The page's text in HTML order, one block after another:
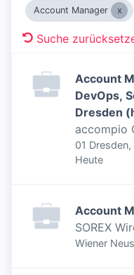
Account Manager
Suche
Account
DevOps,
Dresden
accompio
01
Veröffentlicht
Heute
Account
SOREX
Wiener